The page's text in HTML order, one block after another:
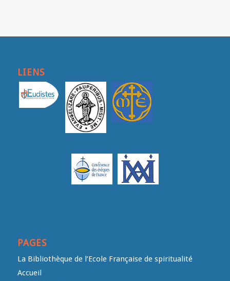
LIENS
PAGES
La Bibliothèque de l’Ecole Française de spiritualité
Accueil